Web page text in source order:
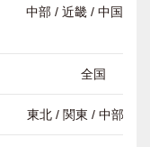
中部 / 近畿 / 中国・
全国
東北 / 関東 / 中部 / 近